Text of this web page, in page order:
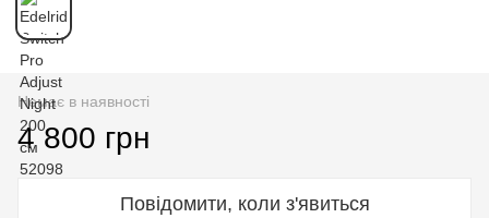
Немає в наявності
4 800 грн
Повідомити, коли з'явиться